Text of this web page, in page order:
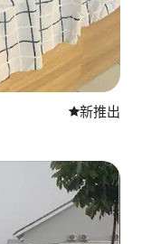
新住處
新推出